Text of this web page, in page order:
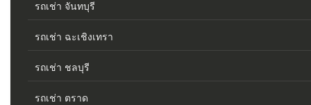
รถเช่า จันทบุรี
รถเช่า ฉะเชิงเทรา
รถเช่า ชลบุรี
รถเช่า ตราด